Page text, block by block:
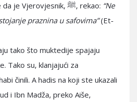
radijallahu anhu, kaže da je Vjerovjesnik, ﷺ, rekao: “Ne
praznina u safovima”(Et-
tako što muktedije spajaju
Tako su, klanjajući za
i Ibn Madža, preko Aiše,